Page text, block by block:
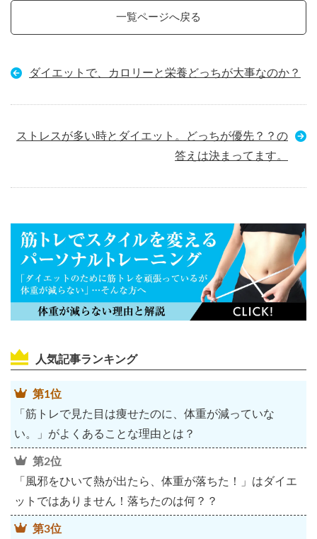
一覧ページへ戻る
ダイエットで、カロリーと栄養どっちが大事なのか？
ストレスが多い時とダイエット。どっちが優先？？の
答えは決まってます。
人気記事ランキング
第1位
「筋トレで見た目は痩せたのに、体重が減っていな
い。」がよくあることな理由とは？
第2位
「風邪をひいて熱が出たら、体重が落ちた！」はダイエ
ットではありません！落ちたのは何？？
第3位